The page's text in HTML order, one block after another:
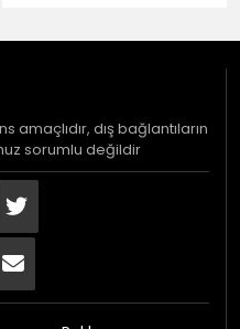
amaçlıdır, dış bağlantıların
sorumlu değildir